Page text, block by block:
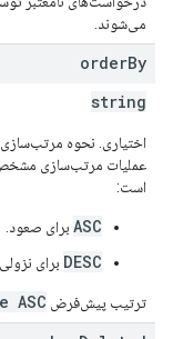
می‌شوند.
orderBy
string
اختیاری. نحوه
عملیات مرتب‌سازی مشخص
است:
ASC برای صعود.
DESC برای نزولی.
ترتیب پیش‌فرض ASC